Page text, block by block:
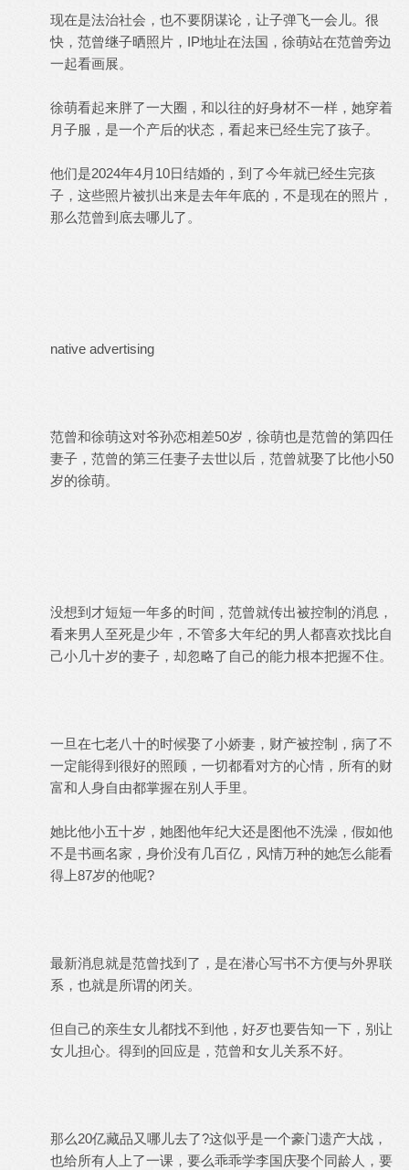
现在是法治社会，也不要阴谋论，让子弹飞一会儿。很
快，范曾继子晒照片，IP地址在法国，徐萌站在范曾旁边
一起看画展。
徐萌看起来胖了一大圈，和以往的好身材不一样，她穿着
月子服，是一个产后的状态，看起来已经生完了孩子。
他们是2024年4月10日结婚的，到了今年就已经生完孩
子，这些照片被扒出来是去年年底的，不是现在的照片，
那么范曾到底去哪儿了。
native advertising
范曾和徐萌这对爷孙恋相差50岁，徐萌也是范曾的第四任
妻子，范曾的第三任妻子去世以后，范曾就娶了比他小50
岁的徐萌。
没想到才短短一年多的时间，范曾就传出被控制的消息，
看来男人至死是少年，不管多大年纪的男人都喜欢找比自
己小几十岁的妻子，却忽略了自己的能力根本把握不住。
一旦在七老八十的时候娶了小娇妻，财产被控制，病了不
一定能得到很好的照顾，一切都看对方的心情，所有的财
富和人身自由都掌握在别人手里。
她比他小五十岁，她图他年纪大还是图他不洗澡，假如他
不是书画名家，身价没有几百亿，风情万种的她怎么能看
得上87岁的他呢?
最新消息就是范曾找到了，是在潜心写书不方便与外界联
系，也就是所谓的闭关。
但自己的亲生女儿都找不到他，好歹也要告知一下，别让
女儿担心。得到的回应是，范曾和女儿关系不好。
那么20亿藏品又哪儿去了?这似乎是一个豪门遗产大战，
也给所有人上了一课，要么乖乖学李国庆娶个同龄人，要